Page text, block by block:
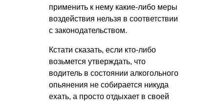
применить к нему какие-либо меры
воздействия нельзя в соответствии
с законодательством.
Кстати сказать, если кто-либо
возьмется утверждать, что
водитель в состоянии алкогольного
опьянения не собирается никуда
ехать, а просто отдыхает в своей